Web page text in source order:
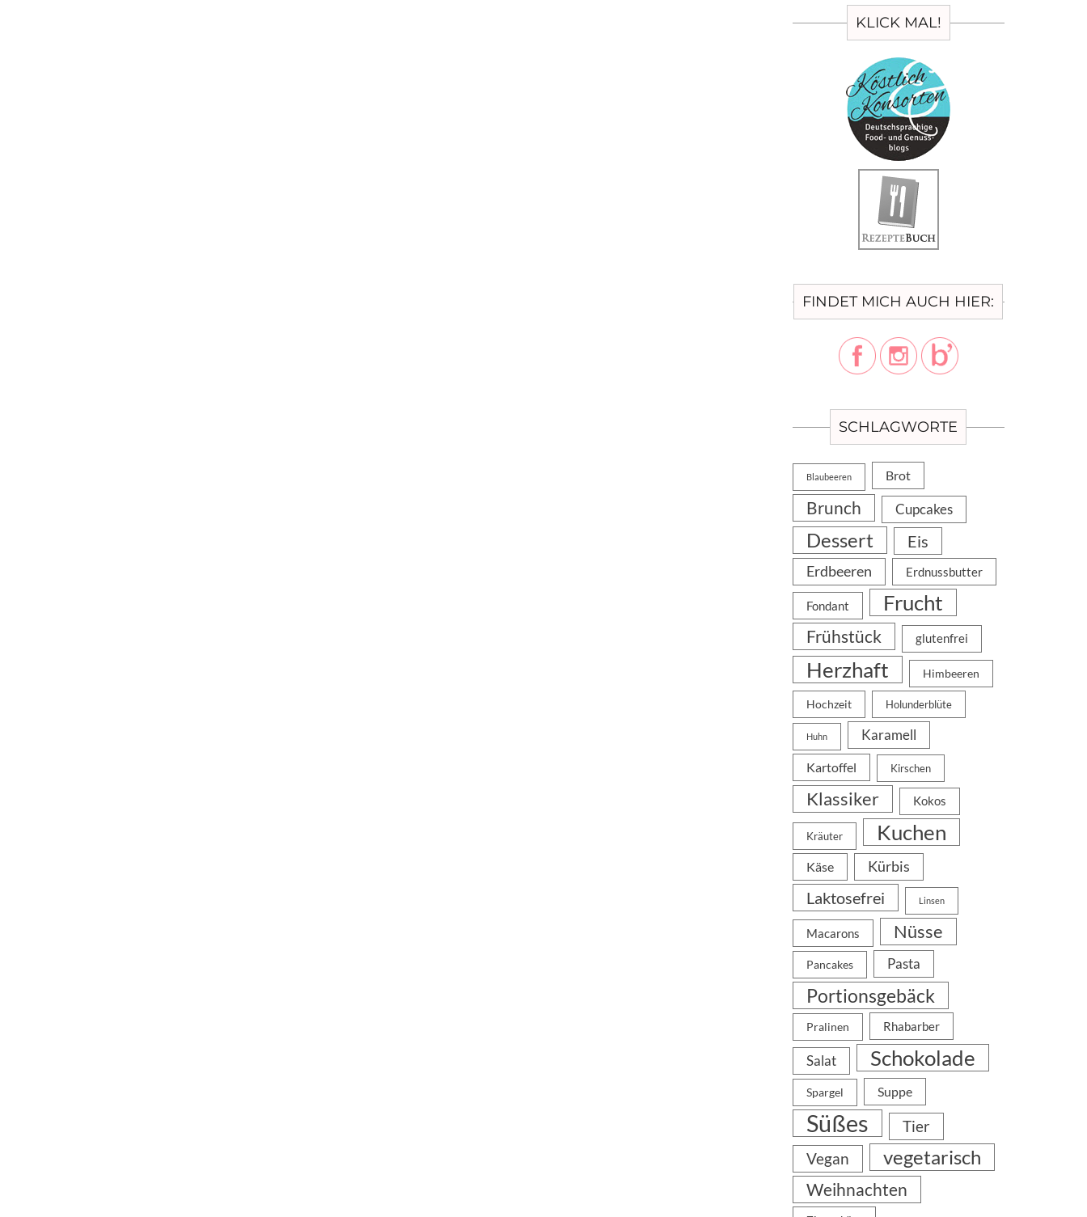
KLICK MAL!
FINDET MICH AUCH HIER:
SCHLAGWORTE
Blaubeeren Brot
Brunch Cupcakes
Dessert Eis
Erdbeeren Erdnussbutter
Fondant Frucht
Frühstück glutenfrei
Herzhaft Himbeeren
Hochzeit Holunderblüte
Huhn Karamell
Kartoffel Kirschen
Klassiker Kokos
Kräuter Kuchen
Käse Kürbis
Laktosefrei Linsen
Macarons Nüsse
Pancakes Pasta
Portionsgebäck
Pralinen Rhabarber
Salat Schokolade
Spargel Suppe
Süßes
Tier
Vegan
vegetarisch
Weihnachten